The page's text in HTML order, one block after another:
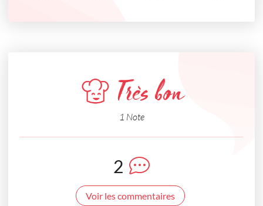
Très bon
1 Note
2
Voir les commentaires